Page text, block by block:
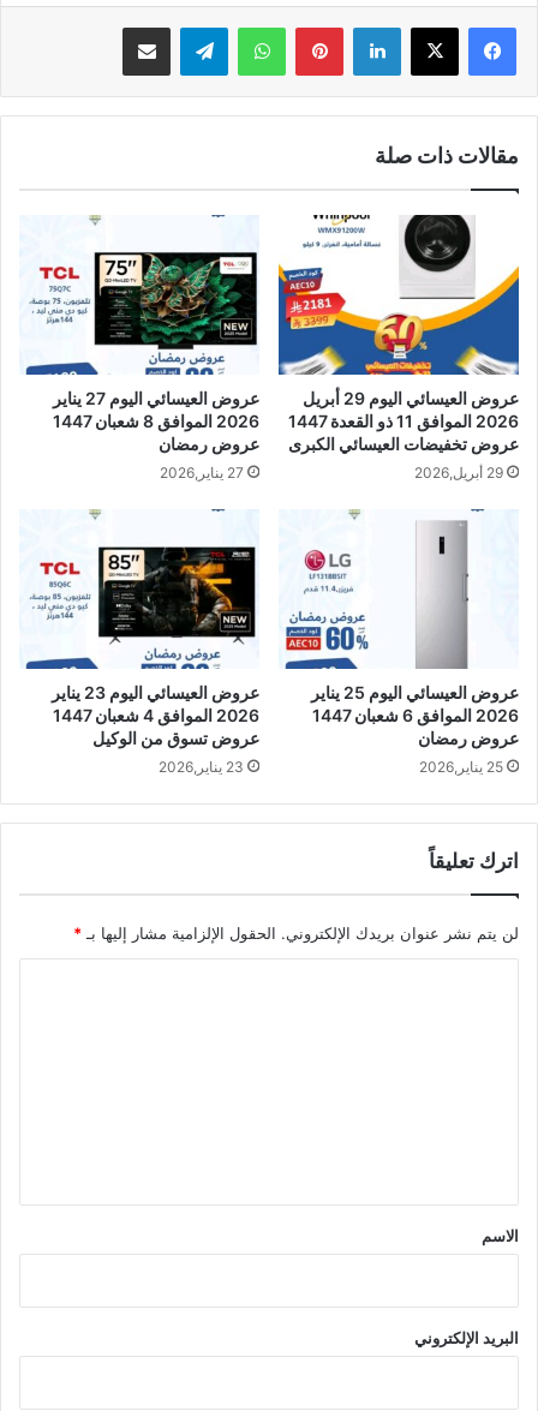
لينكدإن بينتيريستواتساب تيلقرام مشاركة عبر البريد
مقالات ذات صلة
عروض العيسائي اليوم 29 أبريل
2026 الموافق 11 ذو القعدة 1447
عروض تخفيضات العيسائي الكبرى
29 أبريل,2026
عروض العيسائي اليوم 27 يناير
2026 الموافق 8 شعبان 1447
عروض رمضان
27 يناير,2026
عروض العيسائي اليوم 25 يناير
2026 الموافق 6 شعبان 1447
عروض رمضان
25 يناير,2026
عروض العيسائي اليوم 23 يناير
2026 الموافق 4 شعبان 1447
عروض تسوق من الوكيل
23 يناير,2026
اترك تعليقاً
لن يتم نشر عنوان بريدك الإلكتروني. الحقول الإلزامية مشار إليها بـ*
*
الاسم
البريد الإلكتروني